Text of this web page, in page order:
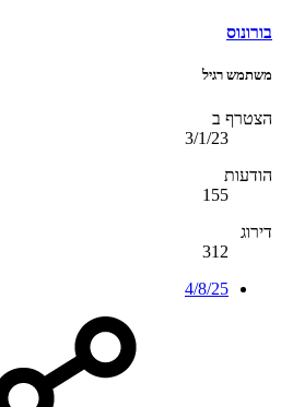
בורונוס
משתמש רגיל
הצטרף ב
3/1/23
הודעות
155
דירוג
312
4/8/25